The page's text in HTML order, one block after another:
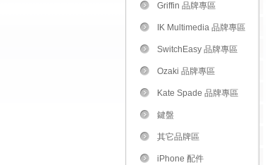
Griffin 品牌專區
IK Multimedia 品牌專區
SwitchEasy 品牌專區
Ozaki 品牌專區
Kate Spade 品牌專區
鍵盤
其它品牌區
iPhone 配件